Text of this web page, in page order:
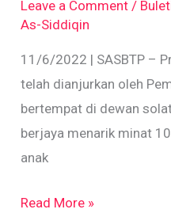
Leave a Comment /
As-Siddiqin
11/6/2022 | SASBTP –
telah dianjurkan oleh
bertempat di dewan
berjaya menarik minat
anak
Read More »